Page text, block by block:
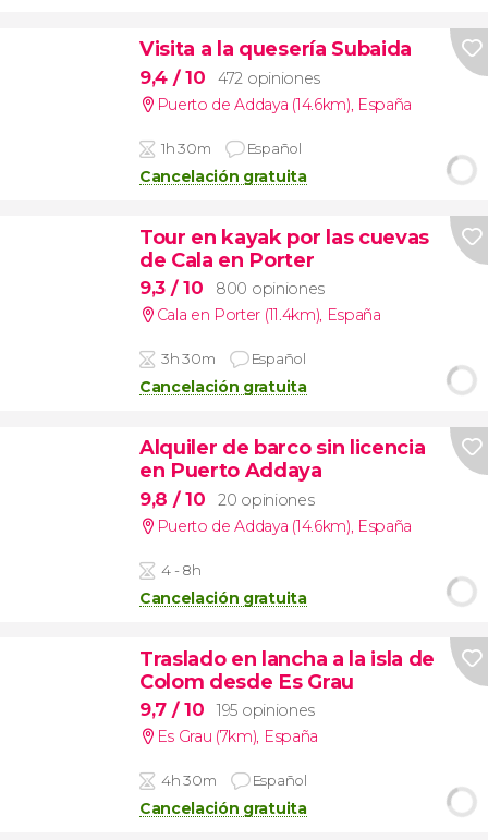
Visita a la quesería Subaida
9,4 / 10
472 opiniones
Puerto de Addaya (14.6km), España
1h 30m Español
Cancelación gratuita
Tour en kayak por las cuevas
de Cala en Porter
9,3 / 10
800 opiniones
Cala en Porter (11.4km), España
3h 30m Español
Cancelación gratuita
Alquiler de barco sin licencia
en Puerto Addaya
9,8 / 10
20 opiniones
Puerto de Addaya (14.6km), España
4 - 8h
Cancelación gratuita
Traslado en lancha a la isla de
Colom desde Es Grau
9,7 / 10
195 opiniones
Es Grau (7km), España
4h 30m Español
Cancelación gratuita